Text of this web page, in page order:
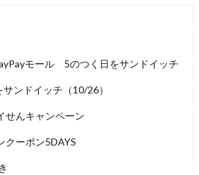
モール 5のつく日をサンドイッチ
ンドイッチ（10/26）
せんキャンペーン
クーポン5DAYS